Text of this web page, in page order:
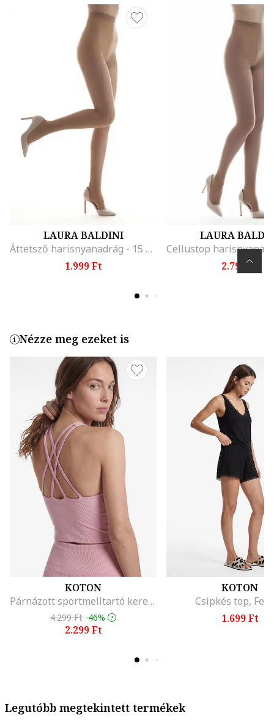
LAURA BALDINI
Áttetsző harisnyanadrág - 15 DEN, Barna
1.999 Ft
LAURA
2.799 Ft
Nézze meg ezeket is
KOTON
Párnázott sportmelltartó keresztpántokkal, Világos rózsaszín
4.299 Ft -46%
2.299 Ft
KOTON
Csipkés top,
1.699 Ft
Legutóbb megtekintett termékek